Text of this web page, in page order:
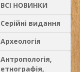
ВСІ НОВИНКИ
Серійні видання
Археологія
Антропологія,
етнографія,